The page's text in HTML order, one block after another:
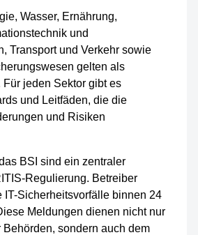
Wasser, Ernährung,
und
Transport und Verkehr sowie
gelten als
Für jeden Sektor gibt es
und Leitfäden, die die
und Risiken
BSI sind ein zentraler
Regulierung. Betreiber
IT-Sicherheitsvorfälle binnen 24
Meldungen dienen nicht nur
Behörden, sondern auch dem